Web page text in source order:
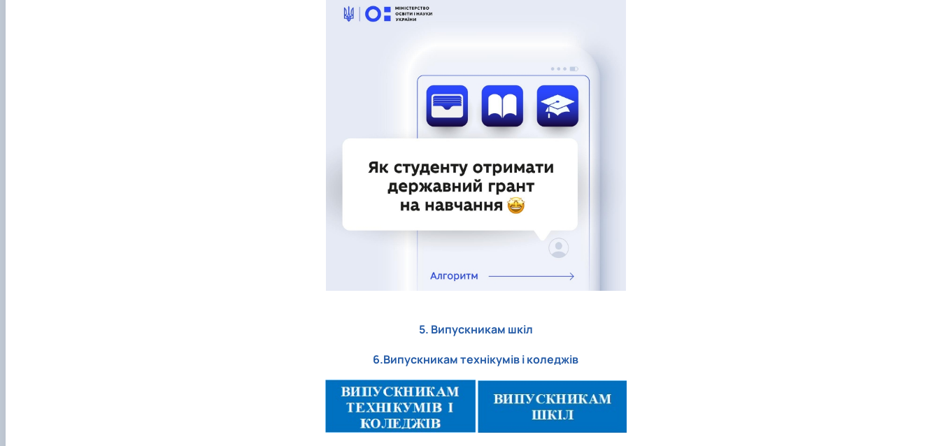
5. Випускникам шкіл
6.Випускникам технікумів і коледжів